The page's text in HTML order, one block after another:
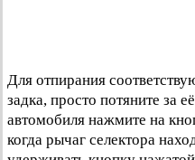
Для отпирания
задка, просто потяните за
автомобиля нажмите на
когда рычаг селектора